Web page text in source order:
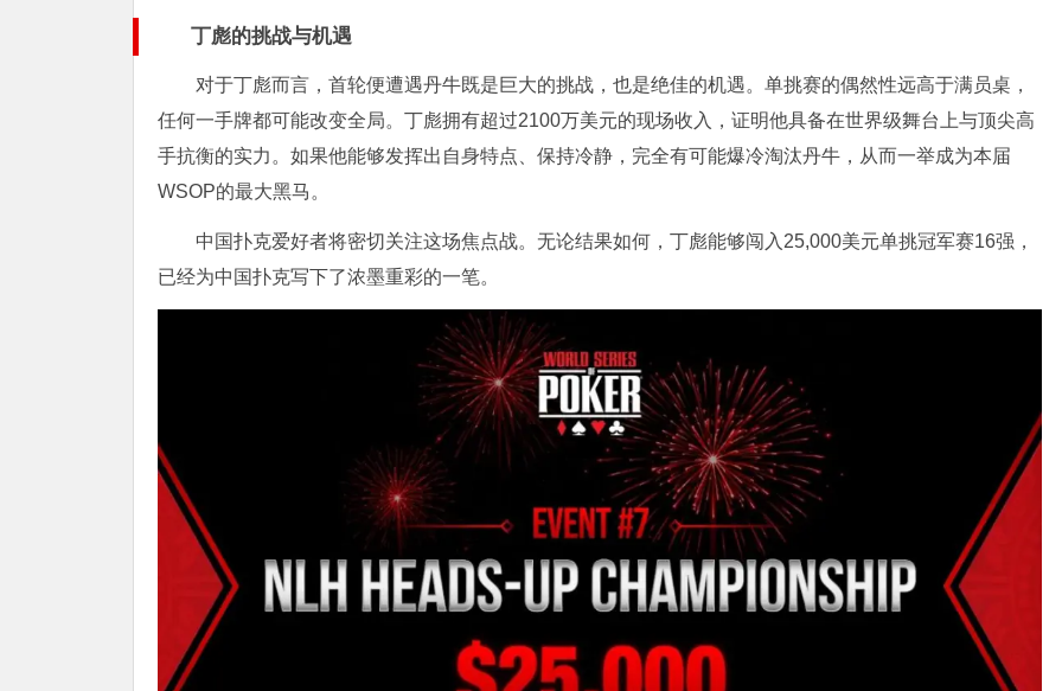
丁彪的挑战与机遇
对于丁彪而言，首轮便遭遇丹牛既是巨大的挑战，也是绝佳的机遇。单挑赛的偶然性远高于满员桌，
任何一手牌都可能改变全局。丁彪拥有超过2100万美元的现场收入，证明他具备在世界级舞台上与顶尖高
手抗衡的实力。如果他能够发挥出自身特点、保持冷静，完全有可能爆冷淘汰丹牛，从而一举成为本届
WSOP的最大黑马。
中国扑克爱好者将密切关注这场焦点战。无论结果如何，丁彪能够闯入25,000美元单挑冠军赛16强，
已经为中国扑克写下了浓墨重彩的一笔。